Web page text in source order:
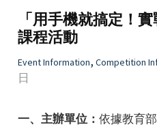
「用手機就搞定！
課程活動
Event Information, Competition
日
一、主辦單位： 依據教育